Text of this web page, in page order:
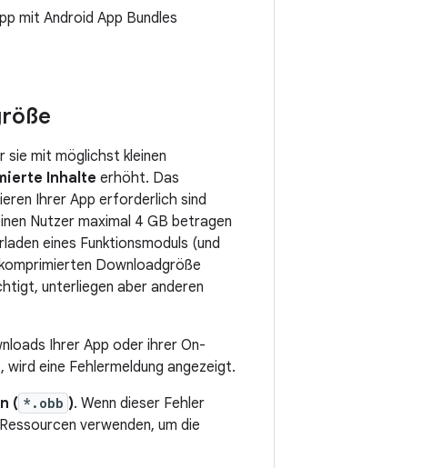
mit Android App Bundles
sie mit möglichst kleinen
Inhalte erhöht. Das
Ihrer App erforderlich sind
Nutzer maximal 4 GB betragen
eines Funktionsmoduls (und
Downloadgröße
unterliegen aber anderen
Ihrer App oder ihrer On-
eine Fehlermeldung angezeigt.
( *.obb ). Wenn dieser Fehler
verwenden, um die